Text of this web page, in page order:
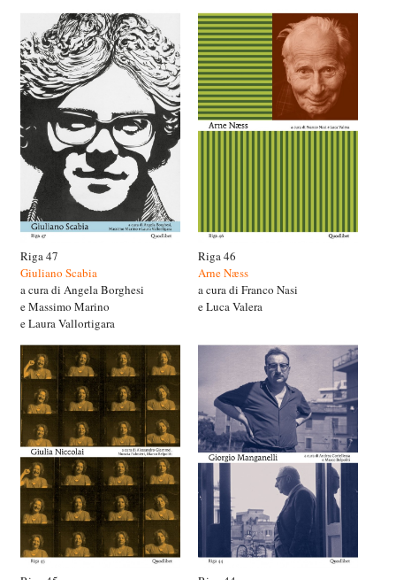
Riga 47
Giuliano Scabia
a cura di Angela Borghesi
e Massimo Marino
e Laura Vallortigara
Riga 46
Arne Næss
a cura di Franco Nasi
e Luca Valera